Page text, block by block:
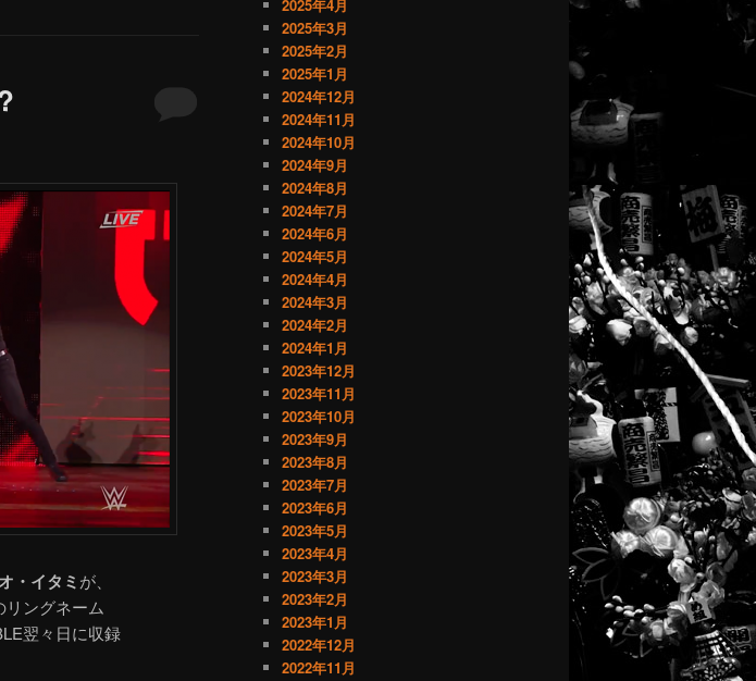
・イタミが、
リングネーム
翌々日に収録
2025年4月
2025年3月
2025年2月
2025年1月
2024年12月
2024年11月
2024年10月
2024年9月
2024年8月
2024年7月
2024年6月
2024年5月
2024年4月
2024年3月
2024年2月
2024年1月
2023年12月
2023年11月
2023年10月
2023年9月
2023年8月
2023年7月
2023年6月
2023年5月
2023年4月
2023年3月
2023年2月
2023年1月
2022年12月
2022年11月